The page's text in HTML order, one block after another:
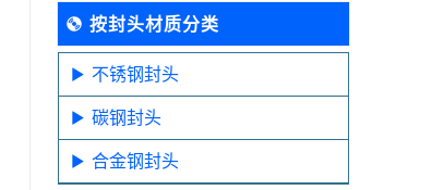
按封头材质分类
不锈钢封头
碳钢封头
合金钢封头